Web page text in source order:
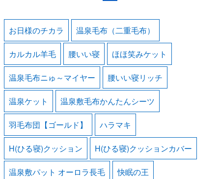
お日様のチカラ 温泉毛布（二重毛布）
カルカル羊毛 腰いい寝 ほほ笑みケット
温泉毛布ニゅ～マイヤー 腰いい寝リッチ
温泉ケット 温泉敷毛布かんたんシーツ
羽毛布団【ゴールド】 ハラマキ
H(ひる寝)クッション H(ひる寝)クッションカバー
温泉敷パット オーロラ長毛 快眠の王